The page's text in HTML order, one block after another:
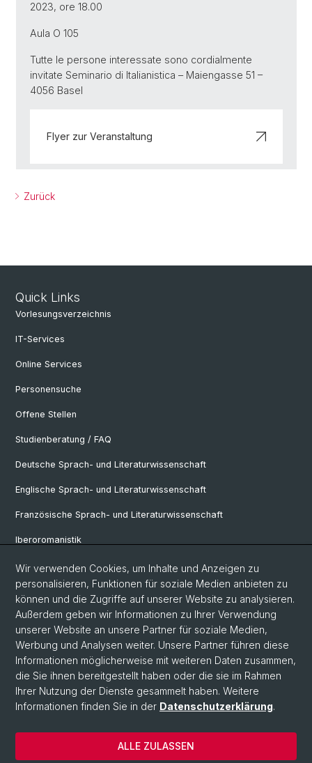
2023, ore 18.00
Aula O 105
Tutte le persone interessate sono cordialmente
invitate Seminario di Italianistica – Maiengasse 51 –
4056 Basel
Flyer zur Veranstaltung
Zurück
Quick Links
Vorlesungsverzeichnis
IT-Services
Online Services
Personensuche
Offene Stellen
Studienberatung / FAQ
Deutsche Sprach- und Literaturwissenschaft
Englische Sprach- und Literaturwissenschaft
Französische Sprach- und Literaturwissenschaft
Iberoromanistik
Italianistik
Nordistik
Osteuropa-Studien
Slavic Studies
© Universität Basel
Datenschutzerklärung
Philosophisch-Historische Fakultät
Wir verwenden Cookies, um Inhalte und Anzeigen zu
personalisieren, Funktionen für soziale Medien anbieten zu
können und die Zugriffe auf unserer Website zu analysieren.
Außerdem geben wir Informationen zu Ihrer Verwendung
unserer Website an unsere Partner für soziale Medien,
Werbung und Analysen weiter. Unsere Partner führen diese
Informationen möglicherweise mit weiteren Daten zusammen,
die Sie ihnen bereitgestellt haben oder die sie im Rahmen
Ihrer Nutzung der Dienste gesammelt haben. Weitere
Informationen finden Sie in der Datenschutzerklärung.
ALLE ZULASSEN